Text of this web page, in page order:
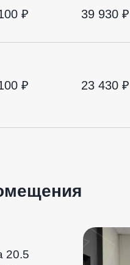
₽ 39 930 ₽
₽ 23 430 ₽
20.5